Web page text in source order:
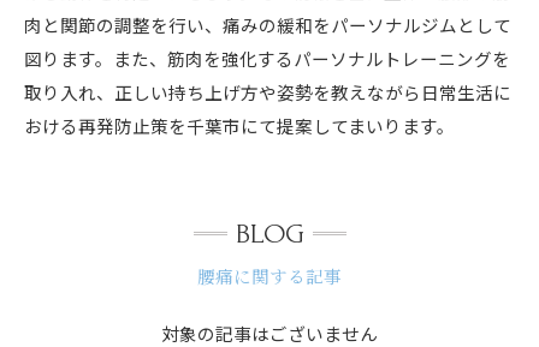
肉と関節の調整を行い、痛みの緩和をパーソナルジムとして
図ります。また、筋肉を強化するパーソナルトレーニングを
取り入れ、正しい持ち上げ方や姿勢を教えながら日常生活に
おける再発防止策を千葉市にて提案してまいります。
BLOG
腰痛に関する記事
対象の記事はございません